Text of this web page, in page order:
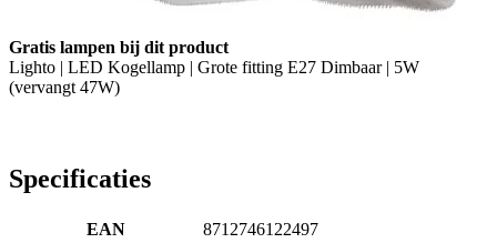
Gratis lampen bij dit product
Lighto | LED Kogellamp | Grote fitting E27 Dimbaar | 5W
(vervangt 47W)
Specificaties
EAN
8712746122497